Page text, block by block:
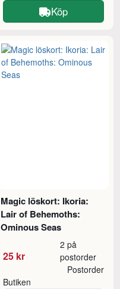
Köp
Magic löskort: Ikoria:
Lair of Behemoths:
Ominous Seas
25 kr
2 på
postorder
Butiken
Postorder